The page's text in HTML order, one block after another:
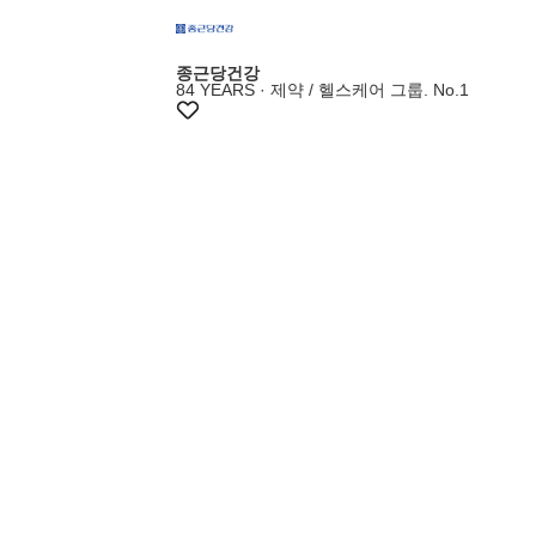
종근당건강
84 YEARS · 제약 / 헬스케어 그룹. No.1